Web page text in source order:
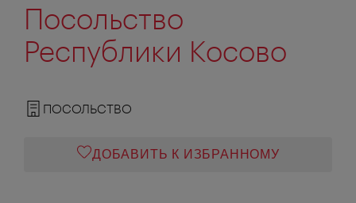
Посольство
Республики Косово
ПОСОЛЬСТВО
ДОБАВИТЬ К ИЗБРАННОМУ